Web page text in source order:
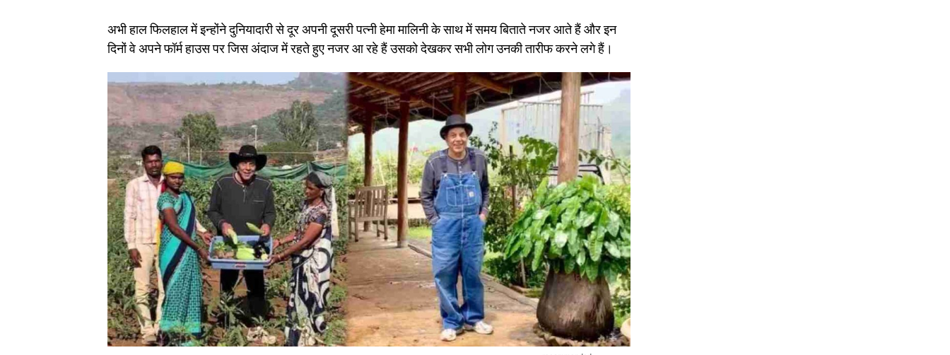
अभी हाल फिलहाल में इन्होंने दुनियादारी से दूर अपनी दूसरी पत्नी हेमा मालिनी के साथ में समय बिताते नजर आते हैं और इन
दिनों वे अपने फॉर्म हाउस पर जिस अंदाज में रहते हुए नजर आ रहे हैं उसको देखकर सभी लोग उनकी तारीफ करने लगे हैं।